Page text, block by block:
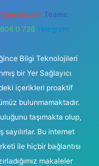
Teams:
0 726 Telegram:
Bilgi Teknolojileri
bir Yer Sağlayıcı
içerikleri proaktif
bulunmamaktadır.
taşımakta olup,
Bu internet
ile hiçbir bağlantısı
makaleler